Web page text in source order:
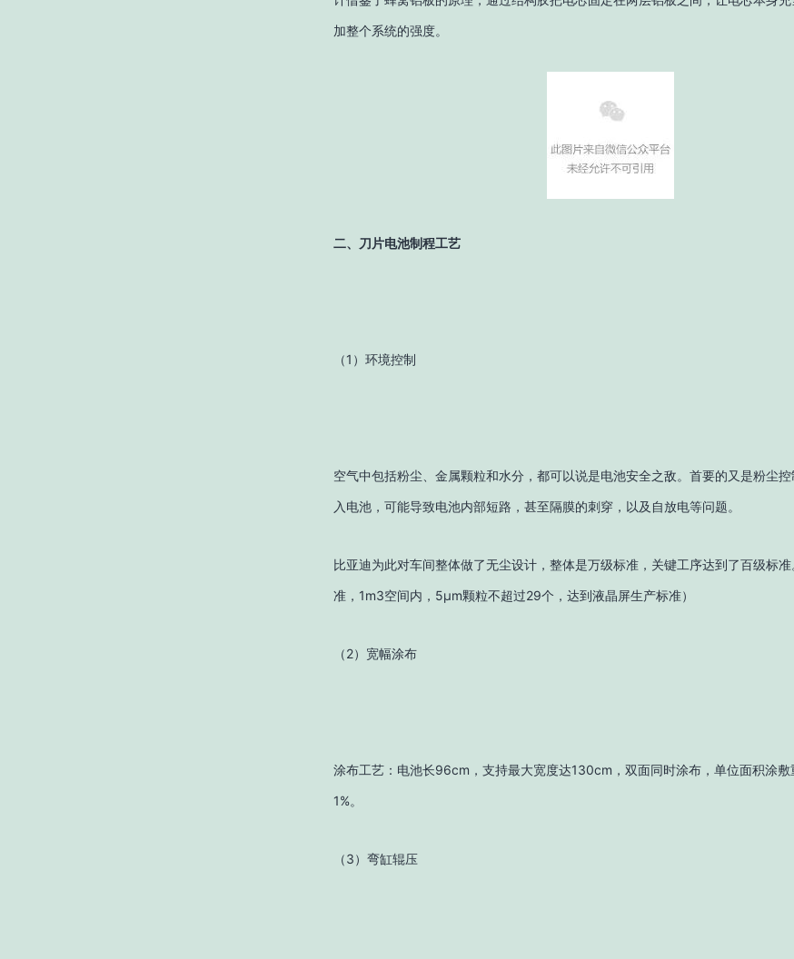
加整个系统的强度。
二、刀片电池制程工艺
（1）环境控制
空气中包括粉尘、金属颗粒和水分，都可以说是电池安全之敌。首要的又是粉尘
入电池，可能导致电池内部短路，甚至隔膜的刺穿，以及自放电等问题。
比亚迪为此对车间整体做了无尘设计，整体是万级标准，关键工序达到了百级标
准，1m3空间内，5µm颗粒不超过29个，达到液晶屏生产标准）
（2）宽幅涂布
涂布工艺：电池长96cm，支持最大宽度达130cm，双面同时涂布，单位面积涂敷
1%。
（3）弯缸辊压